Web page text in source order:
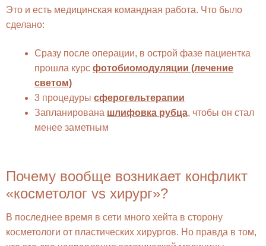
Это и есть медицинская командная работа. Что было
сделано:
Сразу после операции, в острой фазе пациентка
прошла курс фотобиомодуляции (лечение
светом)
3 процедуры сферогельтерапии
Запланирована шлифовка рубца, чтобы он стал
менее заметным
Почему вообще возникает конфликт
«косметолог vs хирург»?
В последнее время в сети много хейта в сторону
косметологи от пластических хирургов. Но правда в том,